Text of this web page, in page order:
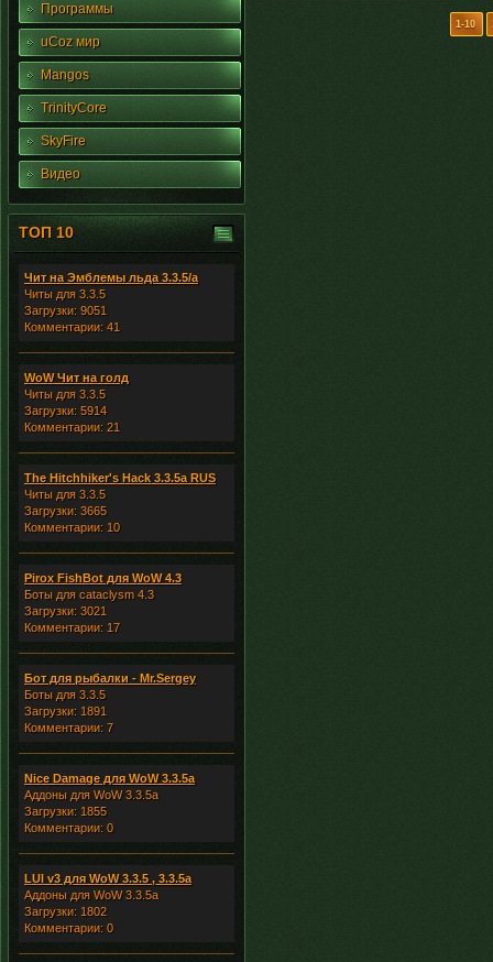
Программы
uCoz мир
Mangos
TrinityCore
SkyFire
Видео
ТОП 10
Чит на Эмблемы льда 3.3.5/а
Читы для 3.3.5
Загрузки: 9051
Комментарии: 41
WoW Чит на голд
Читы для 3.3.5
Загрузки: 5914
Комментарии: 21
The Hitchhiker's Hack 3.3.5a RUS
Читы для 3.3.5
Загрузки: 3665
Комментарии: 10
Pirox FishBot для WoW 4.3
Боты для cataclysm 4.3
Загрузки: 3021
Комментарии: 17
Бот для рыбалки - Mr.Sergey
Боты для 3.3.5
Загрузки: 1891
Комментарии: 7
Nice Damage для WoW 3.3.5a
Аддоны для WoW 3.3.5a
Загрузки: 1855
Комментарии: 0
LUI v3 для WoW 3.3.5 , 3.3.5a
Аддоны для WoW 3.3.5a
Загрузки: 1802
Комментарии: 0
1-10